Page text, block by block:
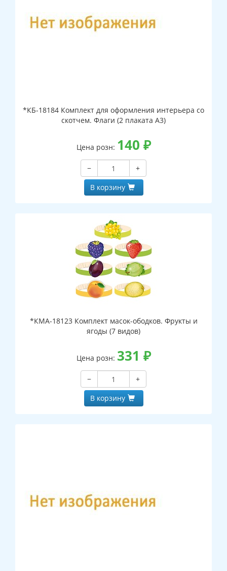
*КБ-18184 Комплект для оформления интерьера со
скотчем. Флаги (2 плаката А3)
Цена розн: 140 ₽
−
+
В корзину
*КМА-18123 Комплект масок-ободков. Фрукты и
ягоды (7 видов)
Цена розн: 331 ₽
−
+
В корзину